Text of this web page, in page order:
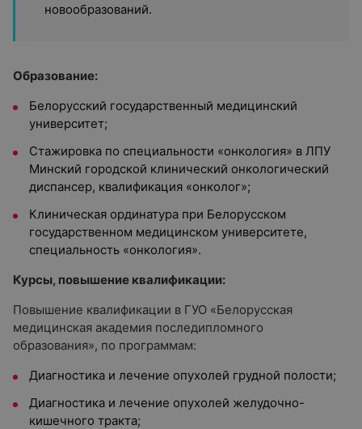
новообразований.
Образование:
Белорусский государственный медицинский
университет;
Стажировка по специальности «онкология» в ЛПУ
Минский городской клинический онкологический
диспансер, квалификация «онколог»;
Клиническая ординатура при Белорусском
государственном медицинском университете,
специальность «онкология».
Курсы, повышение квалификации:
Повышение квалификации в ГУО «Белорусская
медицинская академия последипломного
образования», по программам:
Диагностика и лечение опухолей грудной полости;
Диагностика и лечение опухолей желудочно-
кишечного тракта;